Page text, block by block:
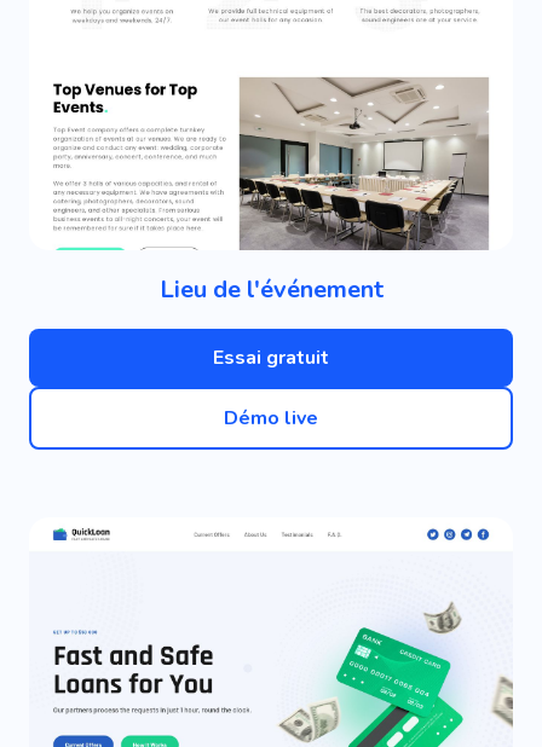
Lieu de l'événement
Essai gratuit
Démo live